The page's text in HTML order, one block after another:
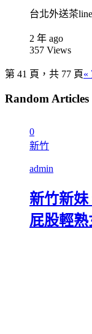
台北外送茶
2 年 ago
357 Views
第 41 頁，共 77 頁«
Random Articles
0
新竹
admin
新竹新妹
屁股輕